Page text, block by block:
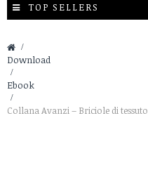
TOP SELLERS
&gt;
Download
>
Ebook
>
Collana Avanzi – Briciole di